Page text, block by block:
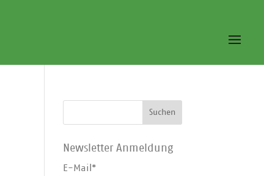
Newsletter Anmeldung
E-Mail *